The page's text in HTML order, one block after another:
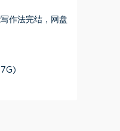
作法完结，网盘